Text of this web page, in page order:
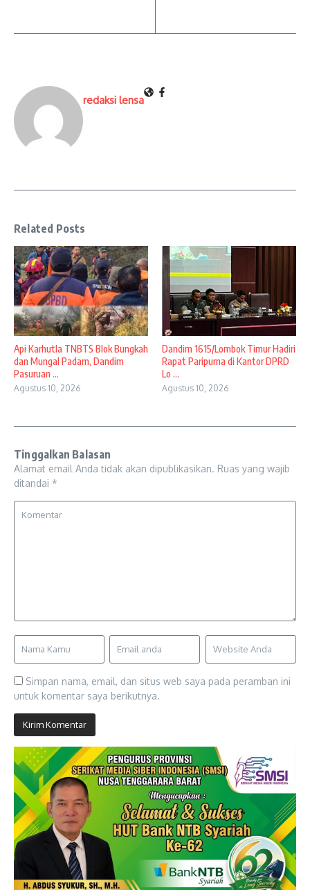
redaksi lensa
Related Posts
Api Karhutla TNBTS Blok Bungkah
dan Mungal Padam, Dandim
Pasuruan ...
Agustus 10, 2026
Dandim 1615/Lombok Timur Hadiri
Rapat Paripurna di Kantor DPRD
Lo ...
Agustus 10, 2026
Tinggalkan Balasan
Alamat email Anda tidak akan dipublikasikan. Ruas yang wajib
ditandai *
Simpan nama, email, dan situs web saya pada peramban ini
untuk komentar saya berikutnya.